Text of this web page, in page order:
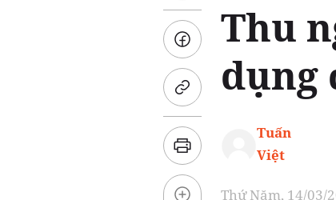
Thu
dụng
Tuấn
Việt
Thứ Năm, 14/03/